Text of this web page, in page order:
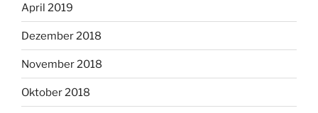
April 2019
Dezember 2018
November 2018
Oktober 2018